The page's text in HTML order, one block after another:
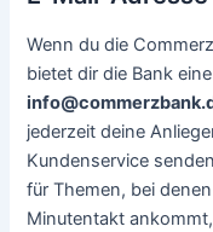
Wenn du die
bietet dir die Bank
jederzeit deine
Kundenservice
für Themen, bei
Minutentakt